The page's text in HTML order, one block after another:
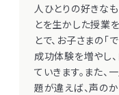
LITALICO教育ソ
LITALICO研究所
人ひとりの好きな
とを生かした授業
とで、お子さまの「
成功体験を増やし
ていきます。また、
題が違えば、声の